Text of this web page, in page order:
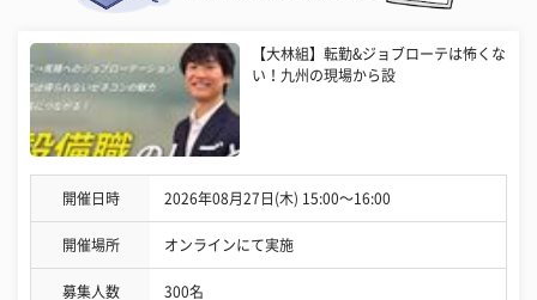
【大林組】転勤&ジョブローテは怖くな
い！九州の現場から設
開催日時 2026年08月27日(木) 15:00〜16:00
開催場所 オンラインにて実施
募集人数 300名